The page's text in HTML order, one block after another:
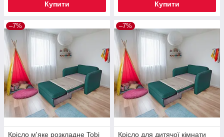
Купити Купити
–7%
Крісло м'яке розкладне Tobi
–7%
Крісло для дитячої кімнати